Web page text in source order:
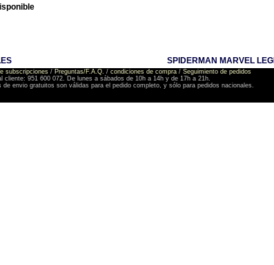
SPIDERMAN MARVEL
subscripciones / Preguntas/F.A.Q. / condiciones de compra / Seguimiento de pedidos
cliente: 951 600 072. De lunes a sábados de 10h a 14h y de 17h a 21h.
envio gratuitos son válidas para el pedido completo, y sólo para pedidos nacionales.